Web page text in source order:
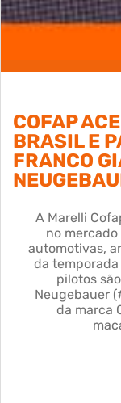
COFAP
BRASIL E
FRANCO
A Marelli
no
automotivas,
da
pilotos
Neugebauer
da marca